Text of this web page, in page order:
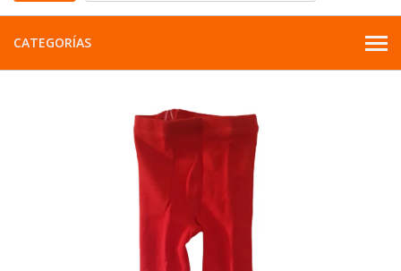
CATEGORÍAS